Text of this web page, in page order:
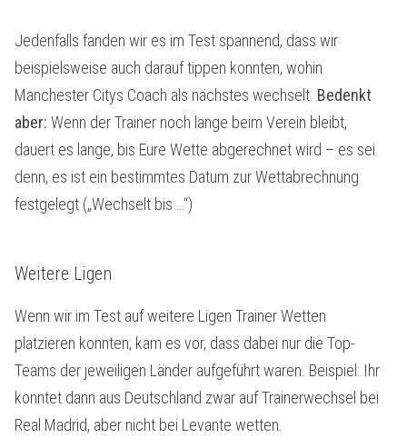
Jedenfalls fanden wir es im Test spannend, dass wir
beispielsweise auch darauf tippen konnten, wohin
Manchester Citys Coach als nächstes wechselt. Bedenkt
aber: Wenn der Trainer noch lange beim Verein bleibt,
dauert es lange, bis Eure Wette abgerechnet wird – es sei
denn, es ist ein bestimmtes Datum zur Wettabrechnung
festgelegt („Wechselt bis …“)
Weitere Ligen
Wenn wir im Test auf weitere Ligen Trainer Wetten
platzieren konnten, kam es vor, dass dabei nur die Top-
Teams der jeweiligen Länder aufgeführt waren. Beispiel: Ihr
konntet dann aus Deutschland zwar auf Trainerwechsel bei
Real Madrid, aber nicht bei Levante wetten.